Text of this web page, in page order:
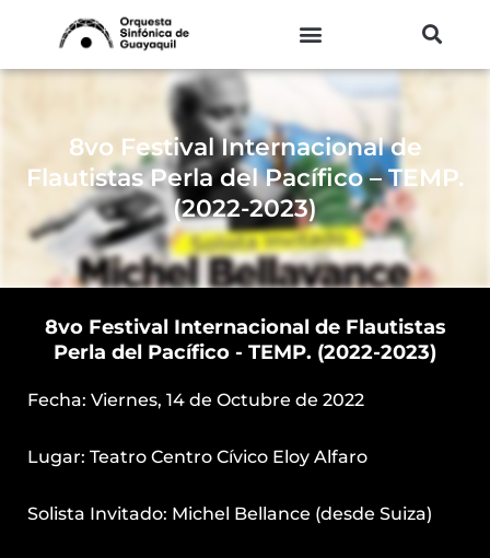
contenido
8vo Festival Internacional de
Flautistas Perla del Pacífico – TEMP.
(2022-2023)
8vo Festival Internacional de Flautistas
Perla del Pacífico - TEMP. (2022-2023)
Fecha: Viernes, 14 de Octubre de 2022
Lugar: Teatro Centro Cívico Eloy Alfaro
Solista Invitado: Michel Bellance (desde Suiza)